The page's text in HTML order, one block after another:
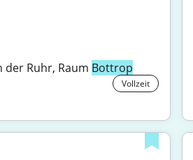
der Ruhr, Raum Bottrop
Vollzeit